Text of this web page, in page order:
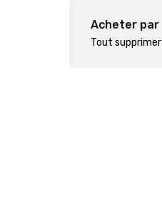
Acheter par
Tout supprimer